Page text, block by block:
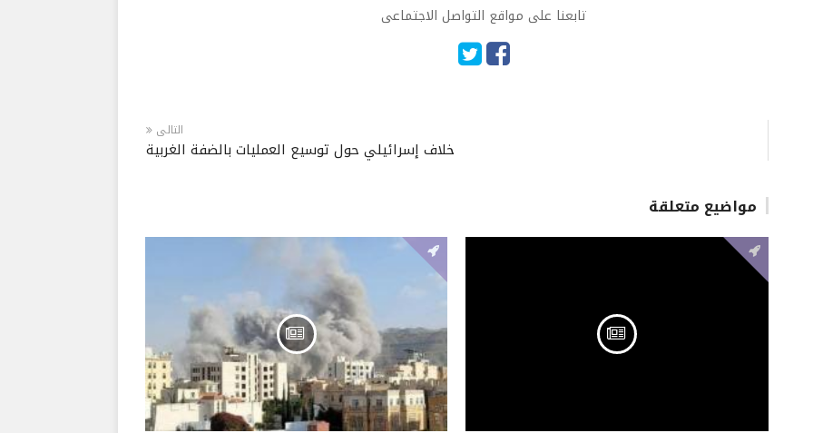
تابعنا على مواقع التواصل الاجتماعى
التالى
خلاف إسرائيلي حول توسيع العمليات بالضفة الغربية
مواضيع متعلقة